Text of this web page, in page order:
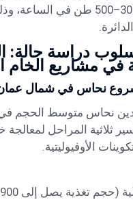
إنتاج تجاوزت 300–500 طن في
دراسة حالة:
في مشاريع الخام
نحاس متوسط الحجم
ثلاثية المراحل لمعالجة
الأوفيوليتية.
(حجم تغذية يصل إلى 900 مم)